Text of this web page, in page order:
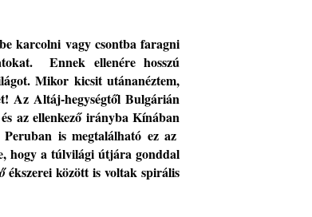
karcolni vagy csontba faragni
Ennek ellenére hosszú
ot. Mikor kicsit utánanéztem,
! Az Altáj-hegységtől Bulgárián
az ellenkező iránybaKínában
Peruban is megtalálható ez az
hogy atúlvilági útjáragonddal
ékszereiközöttisvoltakspirális